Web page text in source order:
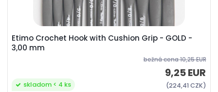
Etimo Crochet Hook with Cushion Grip - GOLD -
3,00 mm
bežná cena10,25 EUR
9,25 EUR
(224,41 CZK)
skladom < 4 ks